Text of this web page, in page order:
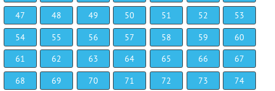
47
48 49 50 51 52
53
54
55 56 57 58 59
60
61
62 63 64 65 66
67
68
69 70 71 72 73
74